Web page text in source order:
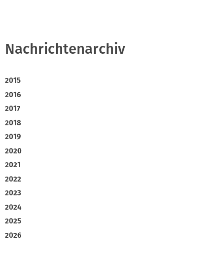
Nachrichtenarchiv
2015
2016
2017
2018
2019
2020
2021
2022
2023
2024
2025
2026